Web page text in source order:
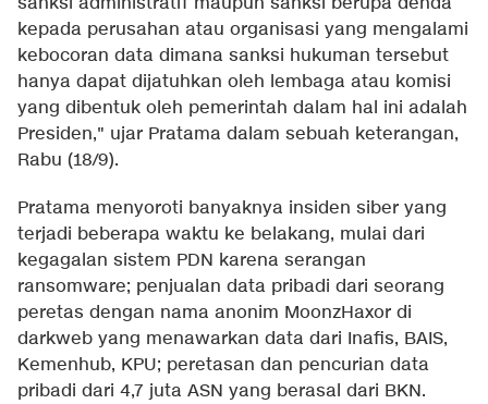
kepada perusahan atau organisasi yang mengalami
kebocoran data dimana sanksi hukuman tersebut
hanya dapat dijatuhkan oleh lembaga atau komisi
yang dibentuk oleh pemerintah dalam hal ini adalah
Presiden," ujar Pratama dalam sebuah keterangan,
Rabu (18/9).
Pratama menyoroti banyaknya insiden siber yang
terjadi beberapa waktu ke belakang, mulai dari
kegagalan sistem PDN karena serangan
ransomware; penjualan data pribadi dari seorang
peretas dengan nama anonim MoonzHaxor di
darkweb yang menawarkan data dari Inafis, BAIS,
Kemenhub, KPU; peretasan dan pencurian data
pribadi dari 4,7 juta ASN yang berasal dari BKN.